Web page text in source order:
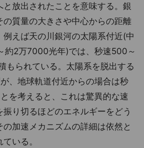
放出されたことを意味する。銀
の質量の大きさや中心からの距離
例えば天の川銀河の太陽系付近(中
約2万7000光年)では、秒速500～
もられている。太陽系を脱出する
、地球軌道付近からの場合は秒
を考えると、これは驚異的な速
り切るほどのエネルギーをどう
加速メカニズムの詳細は依然と
いる。